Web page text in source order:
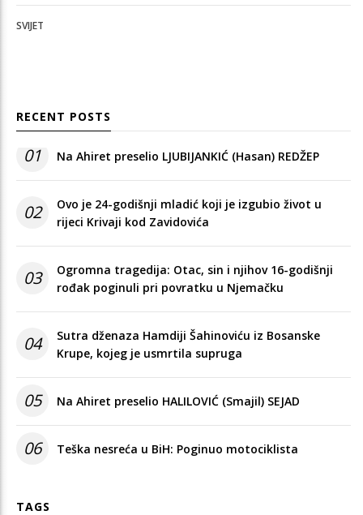
SVIJET
RECENT POSTS
01 Na Ahiret preselio LJUBIJANKIĆ (Hasan) REDŽEP
02
Ovo je 24-godišnji mladić koji je izgubio život u
rijeci Krivaji kod Zavidovića
03
Ogromna tragedija: Otac, sin i njihov 16-godišnji
rođak poginuli pri povratku u Njemačku
04
Sutra dženaza Hamdiji Šahinoviću iz Bosanske
Krupe, kojeg je usmrtila supruga
05 Na Ahiret preselio HALILOVIĆ (Smajil) SEJAD
06 Teška nesreća u BiH: Poginuo motociklista
TAGS